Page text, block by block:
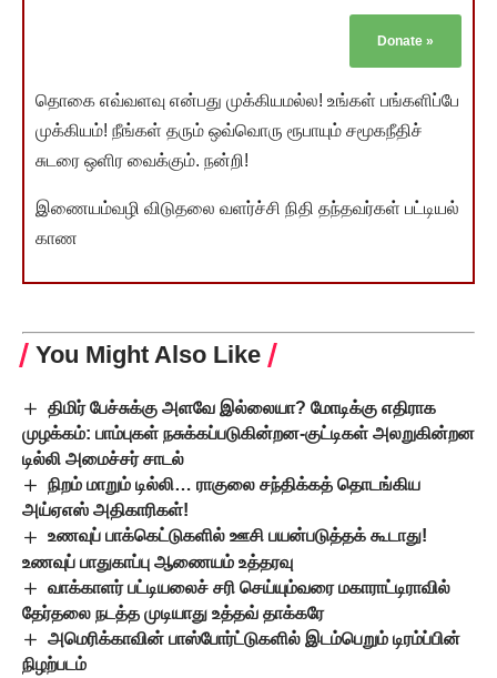
Donate »
தொகை எவ்வளவு என்பது முக்கியமல்ல! உங்கள் பங்களிப்பே
முக்கியம்! நீங்கள் தரும் ஒவ்வொரு ரூபாயும் சமூகநீதிச்
சுடரை ஒளிர வைக்கும். நன்றி!
இணையம்வழி விடுதலை வளர்ச்சி நிதி தந்தவர்கள் பட்டியல்
காண
You Might Also Like
திமிர் பேச்சுக்கு அளவே இல்லையா? மோடிக்கு எதிராக
முழக்கம்: பாம்புகள் நசுக்கப்படுகின்றன-குட்டிகள் அலறுகின்றன
டில்லி அமைச்சர் சாடல்
நிறம் மாறும் டில்லி… ராகுலை சந்திக்கத் தொடங்கிய
அய்ஏஎஸ் அதிகாரிகள்!
உணவுப் பாக்கெட்டுகளில் ஊசி பயன்படுத்தக் கூடாது!
உணவுப் பாதுகாப்பு ஆணையம் உத்தரவு
வாக்காளர் பட்டியலைச் சரி செய்யும்வரை மகாராட்டிராவில்
தேர்தலை நடத்த முடியாது உத்தவ் தாக்கரே
அமெரிக்காவின் பாஸ்போர்ட்டுகளில் இடம்பெறும் டிரம்ப்பின்
நிழற்படம்